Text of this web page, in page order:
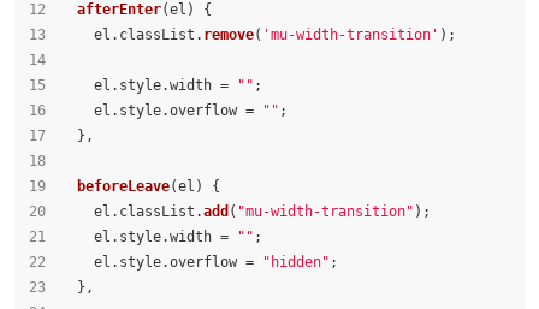
afterEnter(el ) {
    el.
classList . remove( 'mu-width-transition' );
    el.
style.width = "" ;
    el.
style.overflow = "" ;
  },
beforeLeave(el ) {
    el.
classList .add ( "mu-width-transition" );
    el.
style.width = "" ;
    el.
style.overflow = "hidden" ;
  },